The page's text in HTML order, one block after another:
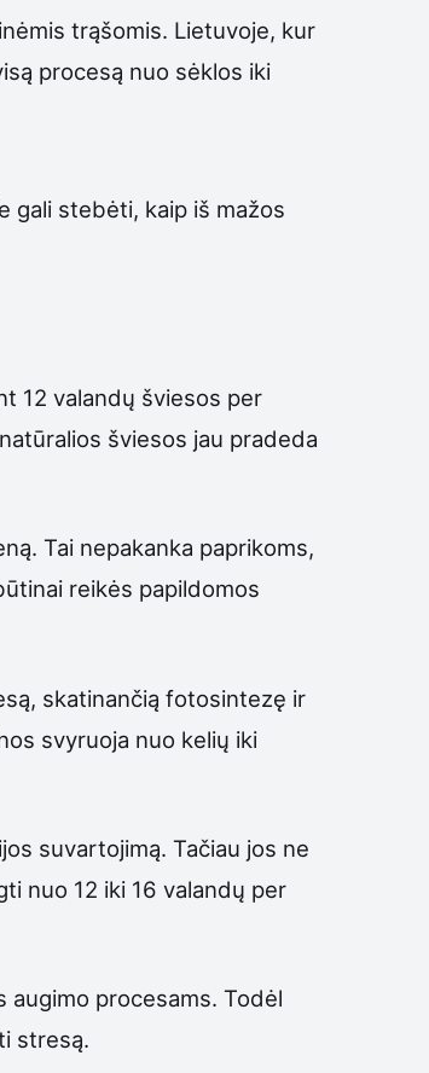
trąšomis. Lietuvoje, kur
procesą nuo sėklos iki
gali stebėti, kaip iš mažos
12 valandų šviesos per
šviesos jau pradeda
Tai nepakanka paprikoms,
reikės papildomos
skatinančią fotosintezę ir
svyruoja nuo kelių iki
suvartojimą. Tačiau jos ne
nuo 12 iki 16 valandų per
procesams. Todėl
stresą.